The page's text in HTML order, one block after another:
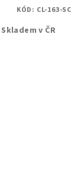
Skladem v ČR
KÓD: CL-163-SC